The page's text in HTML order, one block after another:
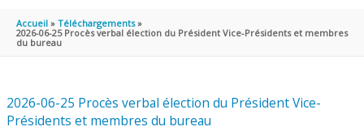
PRINCIPAL
Accueil
Téléchargements
2026-06-25 Procès verbal élection du Président Vice-Présidents et membres
du bureau
2026-06-25 Procès verbal élection du Président Vice-
Présidents et membres du bureau